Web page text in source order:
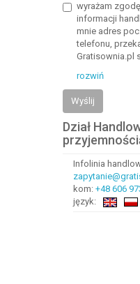
wyrażam
informacji
mnie adres
telefonu,
Gratisownia.pl
rozwiń
Wyślij
Dział
Infolinia
kom: +48 606
język: